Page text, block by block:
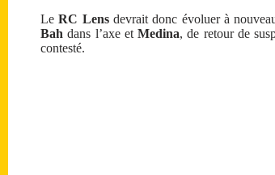
LeRC Lensdevrait donc évoluer à
Bah dans l’axe etMedina, de retour de
contesté.